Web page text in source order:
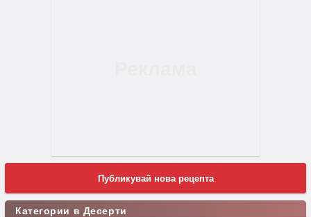
Публикувай нова рецепта
Категории в Десерти